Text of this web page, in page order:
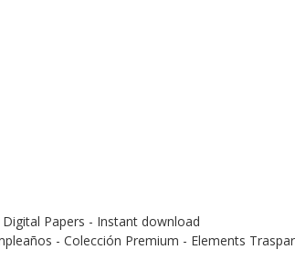
Papers - Instant download
- Colección Premium - Elements